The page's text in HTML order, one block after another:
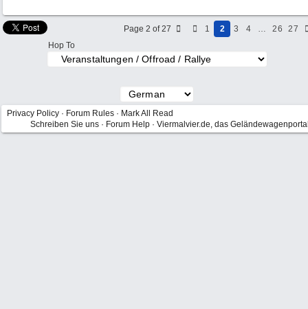
Page 2 of 27 1 2 3 4 … 26
27
Hop To
Privacy Policy · Forum Rules · Mark All Read
Schreiben Sie uns · Forum Help · Viermalvier.de, das